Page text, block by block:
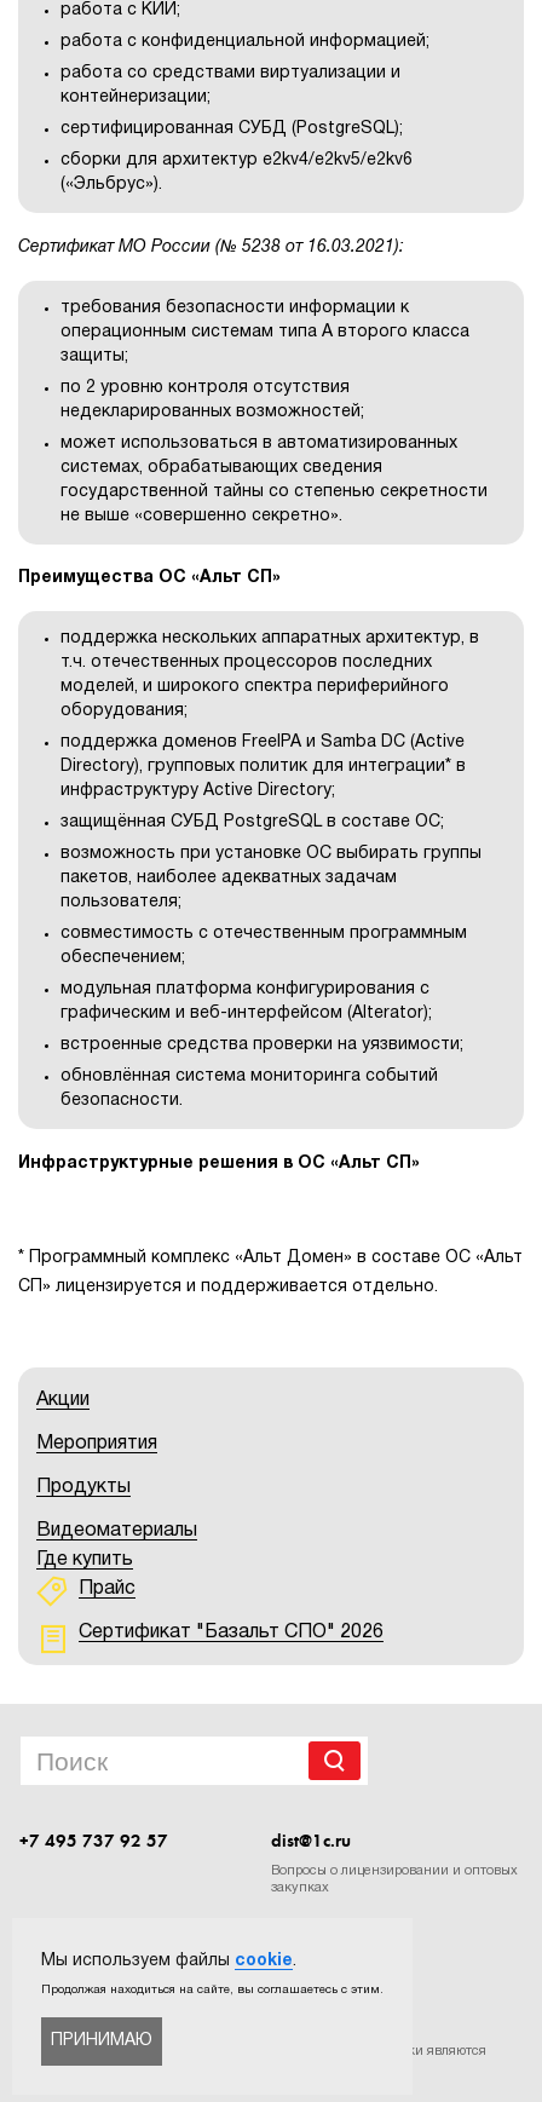
работа с КИИ;
работа с конфиденциальной информацией;
работа со средствами виртуализации и
контейнеризации;
сертифицированная СУБД (PostgreSQL);
сборки для архитектур e2kv4/e2kv5/e2kv6
(«Эльбрус»).
Сертификат МО России (№ 5238 от 16.03.2021):
требования безопасности информации к
операционным системам типа А второго класса
защиты;
по 2 уровню контроля отсутствия
недекларированных возможностей;
может использоваться в автоматизированных
системах, обрабатывающих сведения
государственной тайны со степенью секретности
не выше «совершенно секретно».
Преимущества ОС «Альт СП»
поддержка нескольких аппаратных архитектур, в
т.ч. отечественных процессоров последних
моделей, и широкого спектра периферийного
оборудования;
поддержка доменов FreeIPA и Samba DC (Active
Directory), групповых политик для интеграции* в
инфраструктуру Active Directory;
защищённая СУБД PostgreSQL в составе ОС;
возможность при установке ОС выбирать группы
пакетов, наиболее адекватных задачам
пользователя;
совместимость с отечественным программным
обеспечением;
модульная платформа конфигурирования с
графическим и веб-интерфейсом (Alterator);
встроенные средства проверки на уязвимости;
обновлённая система мониторинга событий
безопасности.
Инфраструктурные решения в ОС «Альт СП»
* Программный комплекс «Альт Домен» в составе ОС «Альт
СП» лицензируется и поддерживается отдельно.
Акции
Мероприятия
Продукты
Видеоматериалы
Где купить
Прайс
Сертификат "Базальт СПО" 2026
+7 495 737 92 57 dist@1c.ru
Вопросы о лицензировании и оптовых
закупках
. Все права защищены. Все торговые марки являются
собственностью их правообладателей
Мы используем файлы cookie.
Продолжая находиться на сайте, вы соглашаетесь с этим.
ПРИНИМАЮ